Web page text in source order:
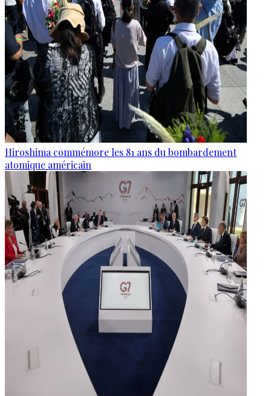
Hiroshima commémore les 81 ans du bombardement
atomique américain